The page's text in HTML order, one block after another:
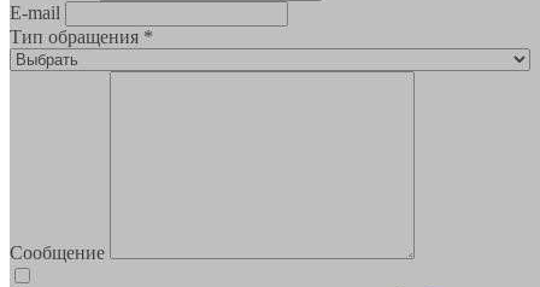
E-mail
Тип обращения *
Сообщение